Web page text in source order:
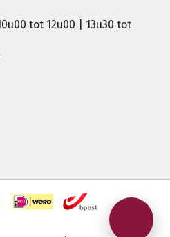
tot 12u00 | 13u30 tot